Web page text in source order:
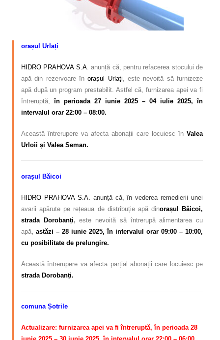
orașul Urlați
HIDRO PRAHOVA S.A. anunță că, pentru refacerea stocului de
apă din rezervoare înorașul Urlați, este nevoită săfurnizeze
apă după un program prestabilit. Astfel că, furnizarea apei va fi
întreruptă,în perioada 27 iunie 2025 – 04 iulie 2025, în
intervalul orar 22:00 – 08:00.
Această întrerupere va afecta abonații care locuiesc în Valea
Urloii și Valea Seman.
orașul Băicoi
HIDRO PRAHOVA S.A. anunță că, în vederea remedierii unei
avarii apărute pe rețeaua de distribuție apă dinorașul Băicoi,
strada Dorobanți,este nevoită să întrerupă alimentarea cu
apă, astăzi – 28 iunie 2025, în intervalul orar 09:00 – 10:00,
cu posibilitate de prelungire.
Această întrerupere va afecta parțial abonații care locuiesc pe
strada Dorobanți.
comuna Șotrile
Actualizare: furnizarea apei va fi întreruptă, în perioada 28